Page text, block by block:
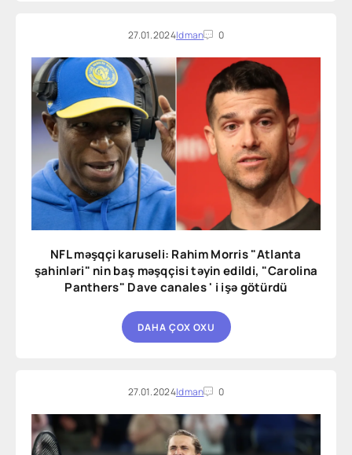
27.01.2024Idman 0
NFL məşqçi karuseli: Rahim Morris "Atlanta
şahinləri" nin baş məşqçisi təyin edildi, "Carolina
Panthers" Dave canales ' i işə götürdü
DAHA ÇOX OXU
27.01.2024Idman 0